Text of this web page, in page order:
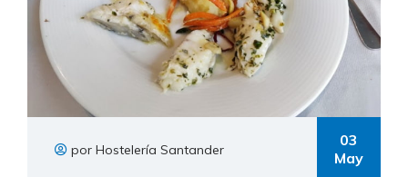
por Hostelería Santander
03
May